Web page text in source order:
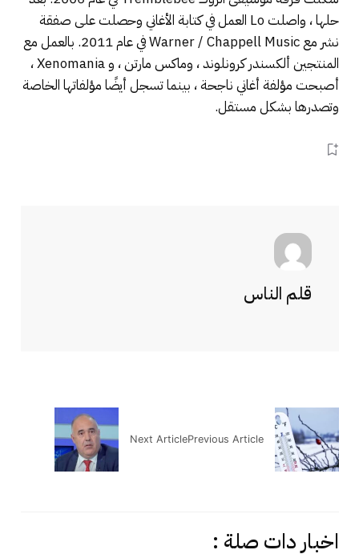
حلها ، واصلت Lo العمل في كتابة الأغاني وحصلت على صفقة
نشر مع Warner / Chappell Music في عام 2011. بالعمل مع
المنتجين ألكسندر كرونلوند ، وماكس مارتن ، و Xenomania ،
أصبحت مؤلفة أغاني ناجحة ، بينما تسجل أيضًا مؤلفاتها الخاصة
وتصدرها بشكل مستقل.
قلم الناس
Previous Article
Next Article
اخبار دات صلة :